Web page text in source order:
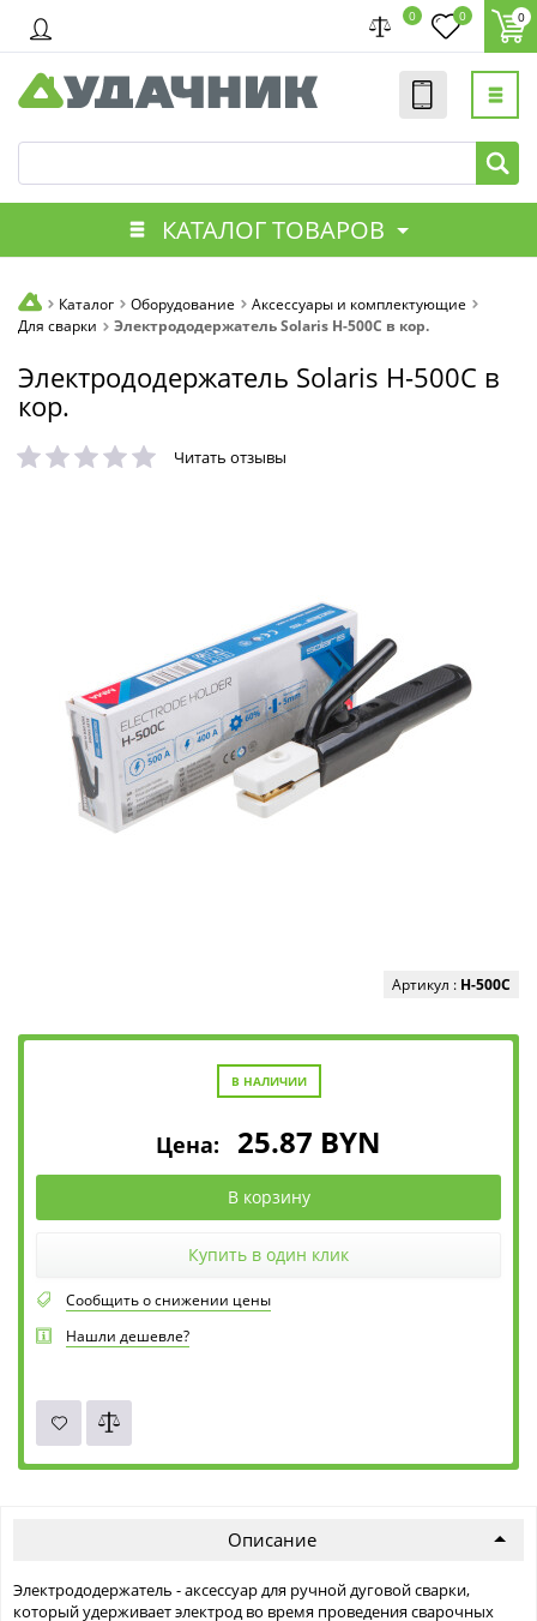
0 0 0
КАТАЛОГ ТОВАРОВ
Каталог Оборудование
Аксессуары и комплектующие
Для сварки
Электрододержатель Solaris H-500С в кор.
Электрододержатель Solaris H-500С в
кор.
Читать отзывы
Артикул : H-500C
В НАЛИЧИИ
Цена: 25.87 BYN
В корзину
Купить в один клик
Сообщить о снижении цены
Нашли дешевле?
Описание
Электрододержатель - аксессуар для ручной дуговой сварки,
который удерживает электрод во время проведения сварочных